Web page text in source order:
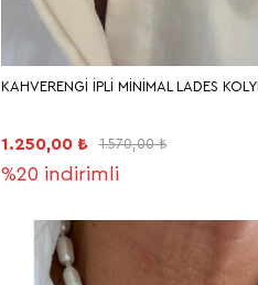
KAHVERENGİ İPLİ MİNİMAL LADES
1.250,00 ₺ 1.570,00 ₺
%20 indirimli